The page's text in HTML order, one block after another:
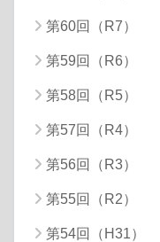
第60回（R7）
第59回（R6）
第58回（R5）
第57回（R4）
第56回（R3）
第55回（R2）
第54回（H31）